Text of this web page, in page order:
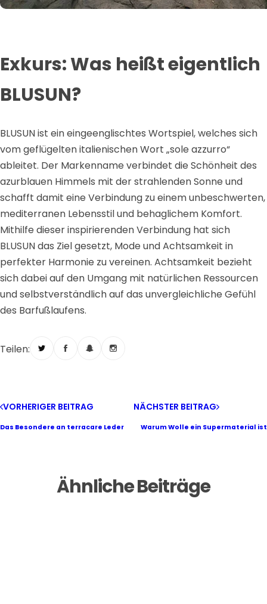
Exkurs: Was heißt eigentlich
BLUSUN?
BLUSUN ist ein eingeenglischtes Wortspiel, welches sich
vom geflügelten italienischen Wort „sole azzurro“
ableitet. Der Markenname verbindet die Schönheit des
azurblauen Himmels mit der strahlenden Sonne und
schafft damit eine Verbindung zu einem unbeschwerten,
mediterranen Lebensstil und behaglichem Komfort.
Mithilfe dieser inspirierenden Verbindung hat sich
BLUSUN das Ziel gesetzt, Mode und Achtsamkeit in
perfekter Harmonie zu vereinen. Achtsamkeit bezieht
sich dabei auf den Umgang mit natürlichen Ressourcen
und selbstverständlich auf das unvergleichliche Gefühl
des Barfußlaufens.
Teilen:
VORHERIGER BEITRAG
Das Besondere an terracare Leder
NÄCHSTER BEITRAG
Warum Wolle ein Supermaterial ist
Ähnliche Beiträge